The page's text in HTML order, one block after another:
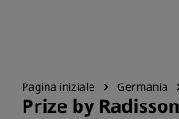
Pagina iniziale Germania
Prize by